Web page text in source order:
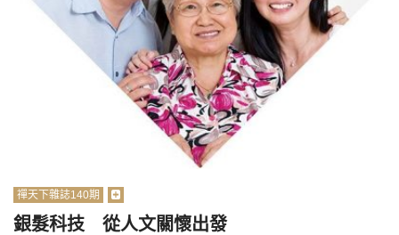
禪天下雜誌140期
銀髮科技 從人文關懷出發